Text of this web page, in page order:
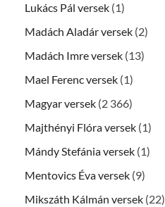
Lukács Pál versek (1)
Madách Aladár versek (2)
Madách Imre versek (13)
Mael Ferenc versek (1)
Magyar versek (2 366)
Majthényi Flóra versek (1)
Mándy Stefánia versek (1)
Mentovics Éva versek (9)
Mikszáth Kálmán versek (22)